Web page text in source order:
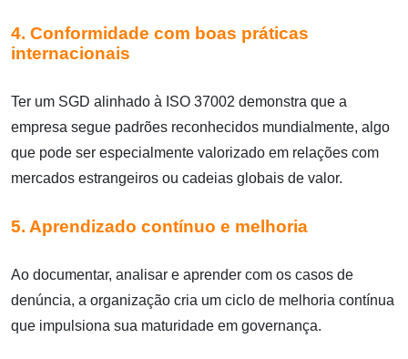
4. Conformidade com boas práticas
internacionais
Ter um SGD alinhado à ISO 37002 demonstra que a
empresa segue padrões reconhecidos mundialmente, algo
que pode ser especialmente valorizado em relações com
mercados estrangeiros ou cadeias globais de valor.
5. Aprendizado contínuo e melhoria
Ao documentar, analisar e aprender com os casos de
denúncia, a organização cria um ciclo de melhoria contínua
que impulsiona sua maturidade em governança.